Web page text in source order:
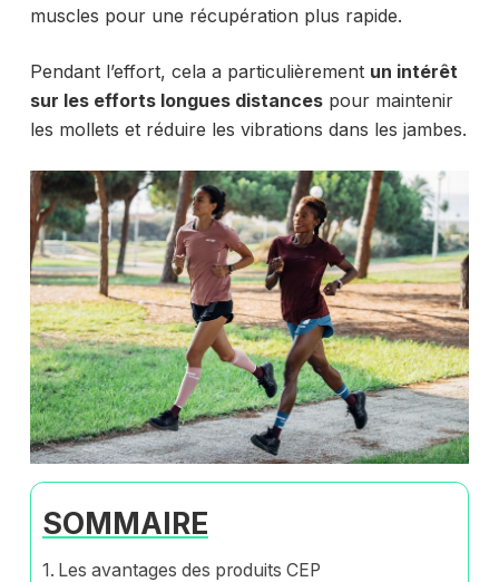
muscles pour une récupération plus rapide.
Pendant l’effort, cela a particulièrement un intérêt
sur les efforts longues distancespour maintenir
les mollets et réduire les vibrations dans les jambes.
SOMMAIRE
Les avantages des produits CEP